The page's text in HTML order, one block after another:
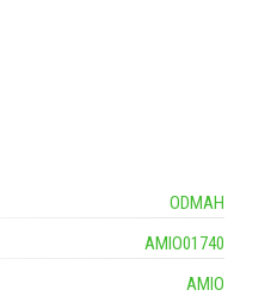
ODMAH
AMIO01740
AMIO